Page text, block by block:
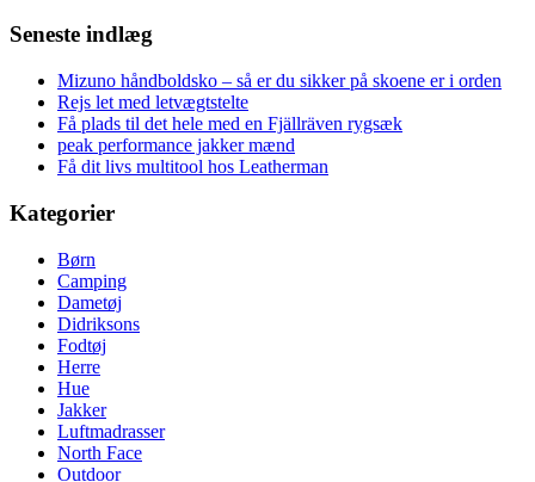
Seneste indlæg
Mizuno håndboldsko – så er du sikker på skoene er i orden
Rejs let med letvægtstelte
Få plads til det hele med en Fjällräven rygsæk
peak performance jakker mænd
Få dit livs multitool hos Leatherman
Kategorier
Børn
Camping
Dametøj
Didriksons
Fodtøj
Herre
Hue
Jakker
Luftmadrasser
North Face
Outdoor